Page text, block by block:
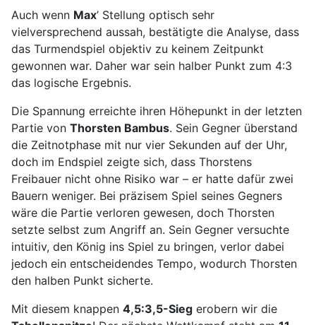
Auch wenn Max’ Stellung optisch sehr
vielversprechend aussah, bestätigte die Analyse, dass
das Turmendspiel objektiv zu keinem Zeitpunkt
gewonnen war. Daher war sein halber Punkt zum 4:3
das logische Ergebnis.
Die Spannung erreichte ihren Höhepunkt in der letzten
Partie von Thorsten Bambus. Sein Gegner überstand
die Zeitnotphase mit nur vier Sekunden auf der Uhr,
doch im Endspiel zeigte sich, dass Thorstens
Freibauer nicht ohne Risiko war – er hatte dafür zwei
Bauern weniger. Bei präzisem Spiel seines Gegners
wäre die Partie verloren gewesen, doch Thorsten
setzte selbst zum Angriff an. Sein Gegner versuchte
intuitiv, den König ins Spiel zu bringen, verlor dabei
jedoch ein entscheidendes Tempo, wodurch Thorsten
den halben Punkt sicherte.
Mit diesem knappen 4,5:3,5-Sieg erobern wir die